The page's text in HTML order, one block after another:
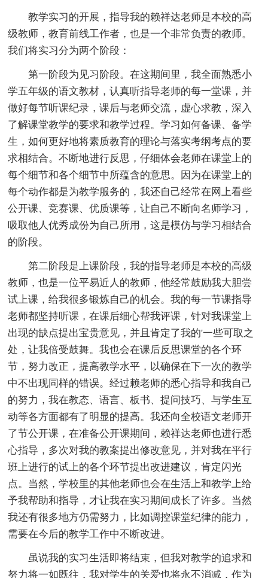
教学实习的开展，指导我的赖祥达老师是本校的高
级教师，教育前线工作者，也是一个非常负责的教师。
我们将实习分为两个阶段：
第一阶段为见习阶段。在这期间里，我全面熟悉小
学五年级的语文教材，认真听指导老师的每一堂课，并
做好每节听课纪录，课后与老师交流，虚心求教，深入
了解课堂教学的要求和教学过程。学习如何备课、备学
生，如何更好地将素质教育的理论与落实考纲考点的要
求相结合。不断地进行反思，仔细体会老师在课堂上的
每个细节和各个细节中所蕴含的意思。因为在课堂上的
每个动作都是为教学服务的，我还自己经常在网上看些
公开课、竞赛课、优质课等，让自己不断向名师学习，
吸取他人优秀成份为自己所用，这是模仿与学习相结合
的阶段。
第二阶段是上课阶段，我的指导老师是本校的高级
教师，也是一位平易近人的教师，他经常鼓励我大胆尝
试上课，给我很多锻炼自己的机会。我的每一节课指导
老师都坚持听课，在课后细心帮我评课，针对我课堂上
出现的缺点提出宝贵意见，并且肯定了我的'一些可取之
处，让我倍受鼓舞。我也会在课后反思课堂的各个环
节，努力改正，提高教学水平，以确保在下一次的教学
中不出现同样的错误。经过赖老师的悉心指导和我自己
的努力，我在教态、语言、板书、提问技巧、与学生互
动等各方面都有了明显的提高。我还向全校语文老师开
了节公开课，在准备公开课期间，赖祥达老师也进行悉
心指导，多次对我的教案提出修改意见，并对我在平行
班上进行的试上的各个环节提出改进建议，肯定闪光
点。当然，学校里的其他老师也会在生活上和教学上给
予我帮助和指导，才让我在实习期间成长了许多。当然
我还有很多地方仍需努力，比如调控课堂纪律的能力，
需要在今后的教学工作中不断改进。
虽说我的实习生活即将结束，但我对教学的追求和
努力将一如既往，我对学生的关爱也将永不消减，作为